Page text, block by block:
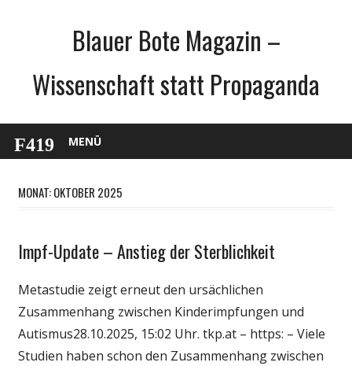
Blauer Bote Magazin –
Wissenschaft statt Propaganda
MENÜ
MONAT: OKTOBER 2025
Gesellschaft
Politik
Wirtschaft
Wissenschaft
Impf-Update – Anstieg der Sterblichkeit
Metastudie zeigt erneut den ursächlichen
Zusammenhang zwischen Kinderimpfungen und
Autismus28.10.2025, 15:02 Uhr. tkp.at – https: – Viele
Studien haben schon den Zusammenhang zwischen